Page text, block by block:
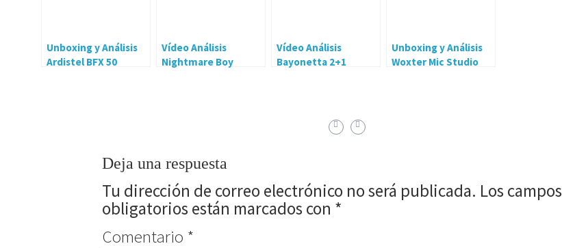
Unboxing y Análisis
Ardistel BFX 50
Vídeo Análisis
Nightmare Boy
Vídeo Análisis
Bayonetta 2+1
Unboxing y Análisis
Woxter Mic Studio
Deja una respuesta
Tu dirección de correo electrónico no será publicada. Los campos
obligatorios están marcados con *
Comentario *